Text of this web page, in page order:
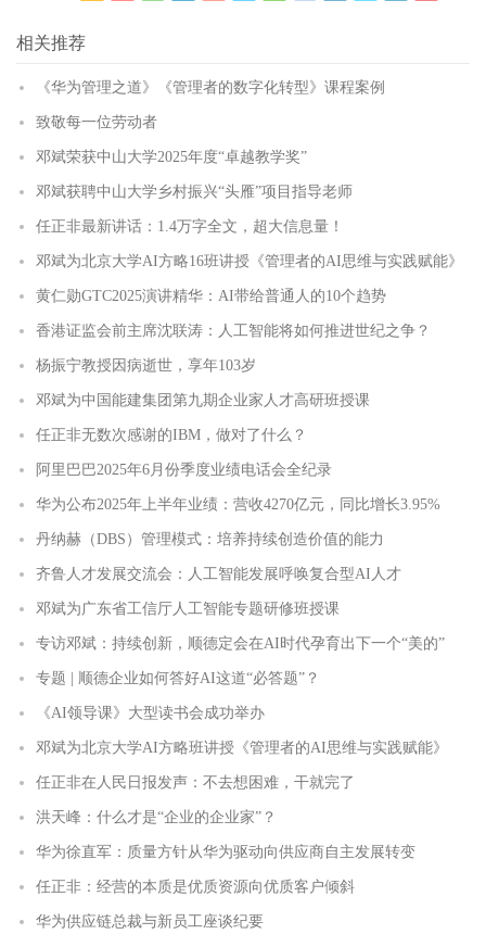
相关推荐
《华为管理之道》《管理者的数字化转型》课程案例
致敬每一位劳动者
邓斌荣获中山大学2025年度“卓越教学奖”
邓斌获聘中山大学乡村振兴“头雁”项目指导老师
任正非最新讲话：1.4万字全文，超大信息量！
邓斌为北京大学AI方略16班讲授《管理者的AI思维与实践赋能》
黄仁勋GTC2025演讲精华：AI带给普通人的10个趋势
香港证监会前主席沈联涛：人工智能将如何推进世纪之争？
杨振宁教授因病逝世，享年103岁
邓斌为中国能建集团第九期企业家人才高研班授课
任正非无数次感谢的IBM，做对了什么？
阿里巴巴2025年6月份季度业绩电话会全纪录
华为公布2025年上半年业绩：营收4270亿元，同比增长3.95%
丹纳赫（DBS）管理模式：培养持续创造价值的能力
齐鲁人才发展交流会：人工智能发展呼唤复合型AI人才
邓斌为广东省工信厅人工智能专题研修班授课
专访邓斌：持续创新，顺德定会在AI时代孕育出下一个“美的”
专题 | 顺德企业如何答好AI这道“必答题”？
《AI领导课》大型读书会成功举办
邓斌为北京大学AI方略班讲授《管理者的AI思维与实践赋能》
任正非在人民日报发声：不去想困难，干就完了
洪天峰：什么才是“企业的企业家”？
华为徐直军：质量方针从华为驱动向供应商自主发展转变
任正非：经营的本质是优质资源向优质客户倾斜
华为供应链总裁与新员工座谈纪要